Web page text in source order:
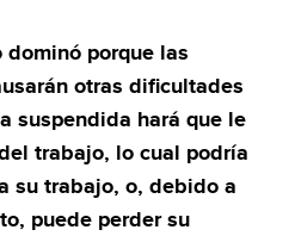
dominó porque las
otras dificultades
suspendida hará que le
trabajo, lo cual podría
su trabajo, o, debido a
puede perder su